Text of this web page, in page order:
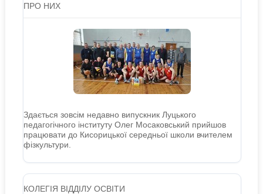
ПРО НИХ
Здається зовсім недавно випускник Луцького
педагогічного інституту Олег Мосаковський прийшов
працювати до Кисорицької середньої школи вчителем
фізкультури.
КОЛЕГІЯ ВІДДІЛУ ОСВІТИ